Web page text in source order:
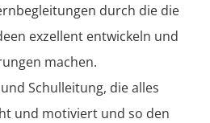
durch die die
exzellent entwickeln und
machen.
Schulleitung, die alles
und motiviert und so den